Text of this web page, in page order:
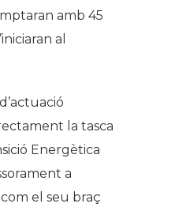
amb 45
al
la tasca
Energètica
a
el seu braç